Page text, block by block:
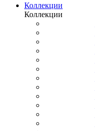
Коллекции
Коллекции